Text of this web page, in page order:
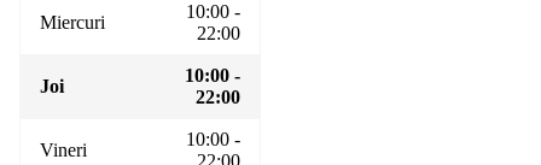
Miercuri
10:00 -
22:00
Joi
10:00 -
22:00
Vineri
10:00 -
22:00